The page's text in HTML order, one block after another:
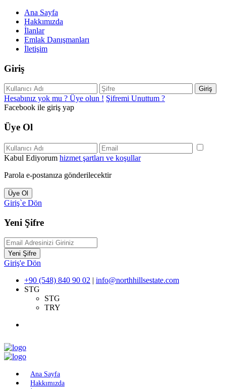
Ana Sayfa
Hakkımızda
İlanlar
Emlak Danışmanları
İletişim
Giriş
Giriş
Hesabınız yok mu ? Üye olun ! Şifremi Unuttum ?
Facebook ile giriş yap
Üye Ol
Kabul Ediyorum hizmet şartları ve koşullar
Parola e-postanıza gönderilecektir
Üye Ol
Giriş`e Dön
Yeni Şifre
Yeni Şifre
Giriş'e Dön
+90 (548) 840 90 02 | info@northhillsestate.com
STG
STG
TRY
Ana Sayfa
Hakkımızda